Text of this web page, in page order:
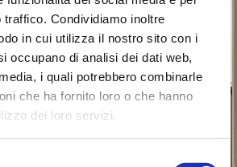
Condividiamo inoltre
in cui utilizza il nostro sito con i
occupano di analisi dei dati web,
i quali potrebbero combinarle
che ha fornito loro o che hanno
dei loro servizi.